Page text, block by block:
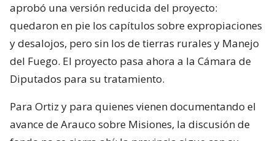
aprobó una versión reducida del proyecto:
quedaron en pie los capítulos sobre expropiaciones
y desalojos, pero sin los de tierras rurales y Manejo
del Fuego. El proyecto pasa ahora a la Cámara de
Diputados para su tratamiento.
Para Ortiz y para quienes vienen documentando el
avance de Arauco sobre Misiones, la discusión de